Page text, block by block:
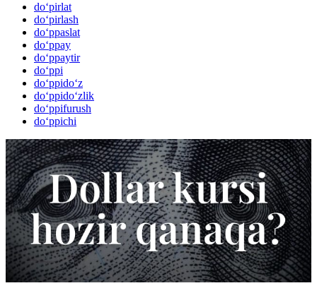
do‘pirlat
do‘pirlash
do‘ppaslat
do‘ppay
do‘ppaytir
do‘ppi
do‘ppido‘z
do‘ppido‘zlik
do‘ppifurush
do‘ppichi